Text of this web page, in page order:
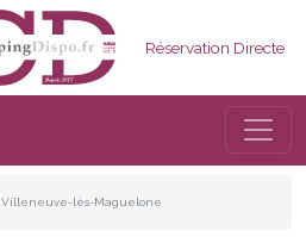
Réservation Directe
Villeneuve-lès-Maguelone